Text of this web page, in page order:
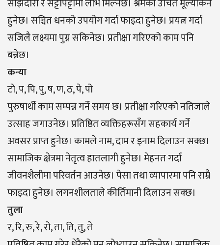
हुनेछ। सञ्चित धनको उपयोग गर्दा फाइदा हुनेछ। प्रयत्न गर्दा
सजिलै लक्ष्यमा पुग्न सकिनेछ। प्रतीक्षा गरिएको काम पनि
बन्नेछ।
कन्या
टो, प, पि, पु, ष, ण, ठ, पे, पो
पुरुषार्थी काम सम्पन्न गर्ने समय छ। प्रतीक्षा गरिएको नतिजाले
उत्साह जगाउनेछ। प्रतिष्ठित व्यक्तिहरूसँग सहकार्य गर्ने
अवसर प्राप्त हुनेछ। कामले नाम, दाम र इनाम दिलाउन सक्छ।
सामाजिक क्षेत्रमा नेतृत्व हातलागी हुनेछ। मेहनत गर्दा
जीवनशैलीमा परिवर्तन आउनेछ। पेसा तथा व्यापारमा पनि राम्रै
फाइदा हुनेछ। लगनशीलताले कीर्तिमानी दिलाउन सक्छ।
तुला
र, रि, रु, रे, रो, ता, ति, तु, ते